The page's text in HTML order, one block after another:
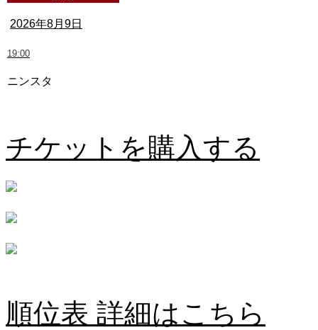
2026年8月9日
19:00
ニンスタ
チケットを購入する
順位表 詳細はこちら